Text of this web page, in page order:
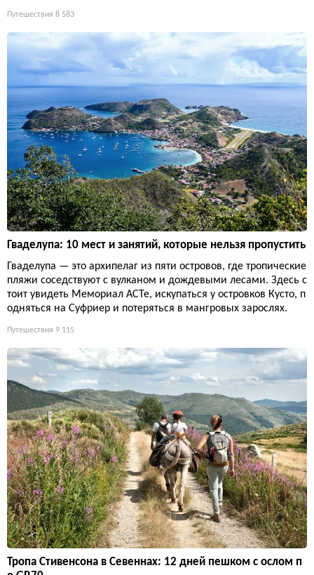
Путешествия 8 583
Гваделупа: 10 мест и занятий, которые нельзя пропустить
Гваделупа — это архипелаг из пяти островов, где тропические
пляжи соседствуют с вулканом и дождевыми лесами. Здесь с
тоит увидеть Мемориал ACTe, искупаться у островков Кусто, п
одняться на Суфриер и потеряться в мангровых зарослях.
Путешествия 9 115
Тропа Стивенсона в Севеннах: 12 дней пешком с ослом п